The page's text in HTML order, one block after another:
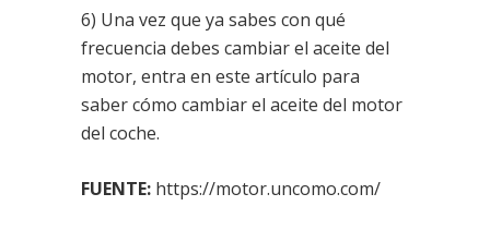
6) Una vez que ya sabes con qué
frecuencia debes cambiar el aceite del
motor, entra en este artículo para
saber cómo cambiar el aceite del motor
del coche.
FUENTE: https://motor.uncomo.com/